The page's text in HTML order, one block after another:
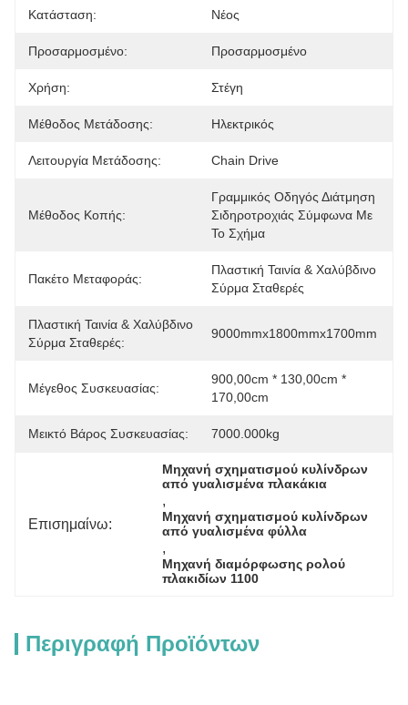
Κατάσταση: Νέος
Προσαρμοσμένο: Προσαρμοσμένο
Χρήση: Στέγη
Μέθοδος Μετάδοσης: Ηλεκτρικός
Λειτουργία Μετάδοσης: Chain Drive
Μέθοδος Κοπής:
Γραμμικός Οδηγός Διάτμηση
Σιδηροτροχιάς Σύμφωνα Με
Το Σχήμα
Πακέτο Μεταφοράς:
Πλαστική Ταινία & Χαλύβδινο
Σύρμα Σταθερές
Πλαστική Ταινία & Χαλύβδινο
Σύρμα Σταθερές:
9000mmx1800mmx1700mm
Μέγεθος Συσκευασίας:
900,00cm * 130,00cm *
170,00cm
Μεικτό Βάρος Συσκευασίας: 7000.000kg
Επισημαίνω:
Μηχανή σχηματισμού κυλίνδρων
από γυαλισμένα πλακάκια
,
Μηχανή σχηματισμού κυλίνδρων
από γυαλισμένα φύλλα
,
Μηχανή διαμόρφωσης ρολού
πλακιδίων 1100
Περιγραφή Προϊόντων